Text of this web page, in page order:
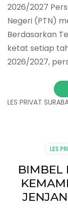
2026/2027
Negeri (PTN)
Berdasarkan
ketat setiap
2026/2027,
LES PRIVAT
LES
BIMBEL